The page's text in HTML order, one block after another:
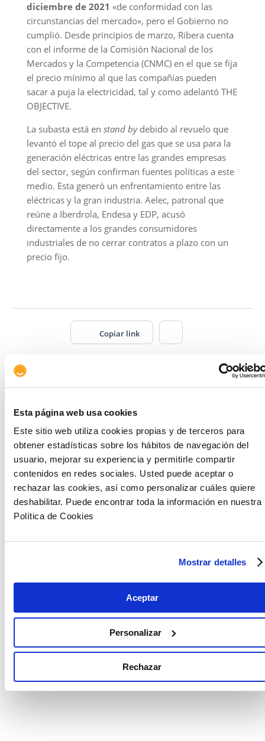
Esta página web usa cookies
Este sitio web utiliza cookies propias y de terceros para
obtener estadísticas sobre los hábitos de navegación del
usuario, mejorar su experiencia y permitirle compartir
contenidos en redes sociales. Usted puede aceptar o
rechazar las cookies, así como personalizar cuáles quiere
deshabilitar. Puede encontrar toda la información en nuestra
Política de Cookies
Mostrar detalles
Aceptar
Personalizar
Rechazar
diciembre de 2021 «de conformidad con las
circunstancias del mercado», pero el Gobierno no
cumplió. Desde principios de marzo, Ribera cuenta
con el informe de la Comisión Nacional de los
Mercados y la Competencia (CNMC) en el que se fija
el precio mínimo al que las compañías pueden
sacar a puja la electricidad, tal y como adelantó THE
OBJECTIVE.
La subasta está en stand bydebido al revuelo que
levantó el tope al precio del gas que se usa para la
generación eléctricas entre las grandes empresas
del sector, según confirman fuentes políticas a este
medio. Esta generó un enfrentamiento entre las
eléctricas y la gran industria. Aelec, patronal que
reúne a Iberdrola, Endesa y EDP, acusó
directamente a los grandes consumidores
industriales de no cerrar contratos a plazo con un
precio fijo.
Copiar link
Artículos relacionados